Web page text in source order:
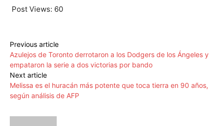
Post Views: 60
Previous article
Azulejos de Toronto derrotaron a los Dodgers de los Ángeles y
empataron la serie a dos victorias por bando
Next article
Melissa es el huracán más potente que toca tierra en 90 años,
según análisis de AFP